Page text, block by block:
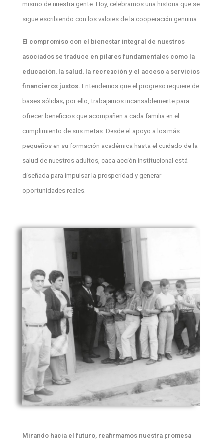
mismo de nuestra gente. Hoy, celebramos una historia que se
sigue escribiendo con los valores de la cooperación genuina.
El compromiso con el bienestar integral de nuestros
asociados se traduce en pilares fundamentales como la
educación, la salud, la recreación y el acceso a servicios
financieros justos. Entendemos que el progreso requiere de
bases sólidas; por ello, trabajamos incansablemente para
ofrecer beneficios que acompañen a cada familia en el
cumplimiento de sus metas. Desde el apoyo a los más
pequeños en su formación académica hasta el cuidado de la
salud de nuestros adultos, cada acción institucional está
diseñada para impulsar la prosperidad y generar
oportunidades reales.
Mirando hacia el futuro, reafirmamos nuestra promesa